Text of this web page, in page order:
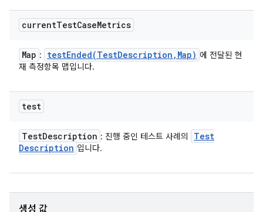
currentTestCaseMetrics
Map : testEnded(TestDescription , Map) 에 전달된 현
재 측정항목 맵입니다.
test
TestDescription : 진행 중인 테스트 사례의
Test
Description 입니다.
생성 값